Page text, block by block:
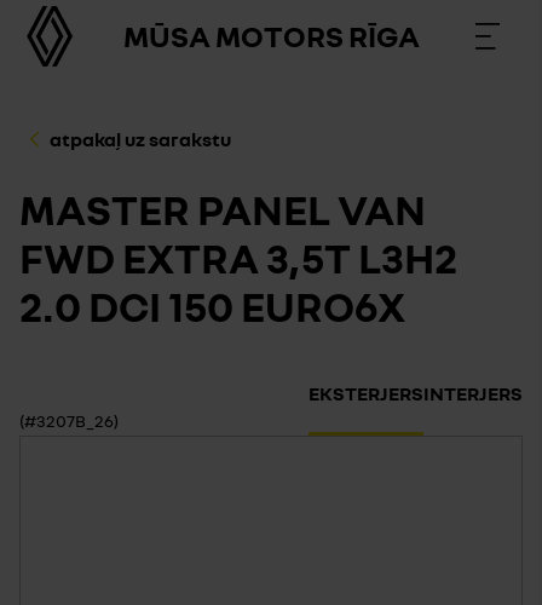
MŪSA MOTORS RĪGA
atpakaļ uz sarakstu
MASTER PANEL VAN
FWD EXTRA 3,5T L3H2
2.0 DCI 150 EURO6X
(#3207B_26)
EKSTERJERSINTERJERS